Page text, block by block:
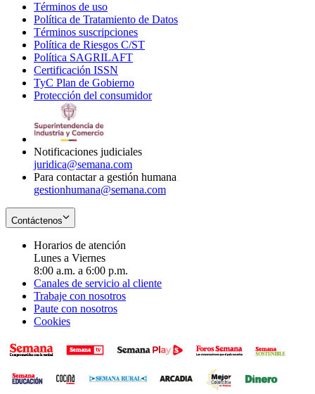
Términos de uso
in
new
window
Política de Tratamiento de Datos
Términos suscripciones
in
Política de Riesgos C/ST
Política SAGRILAFT
new
window
Certificación ISSN
in
new
TyC Plan de Gobierno
in
Protección del consumidorOpens
Notificaciones judiciales
juridica@semana.com
Para contactar a gestión humana
gestionhumana@semana.com
Contáctenos
Horarios de atención
Lunes a Viernes
8:00 a.m. a 6:00 p.m.
Canales de servicio al cliente
Trabaje con nosotros
Paute con nosotros
Cookies